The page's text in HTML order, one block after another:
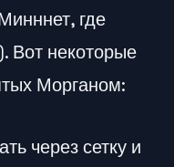
где
Вот некоторые
Морганом:
через сетку и